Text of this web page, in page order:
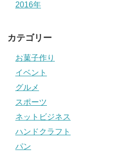
2016年
カテゴリー
お菓子作り
イベント
グルメ
スポーツ
ネットビジネス
ハンドクラフト
パン